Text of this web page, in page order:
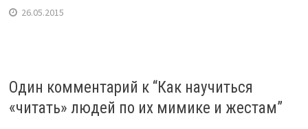
26.05.2015
Один комментарий к “Как научиться
«читать» людей по их мимике и жестам”